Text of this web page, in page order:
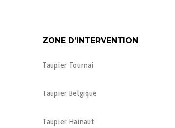
ZONE D’INTERVENTION
Taupier Tournai
Taupier Belgique
Taupier Hainaut